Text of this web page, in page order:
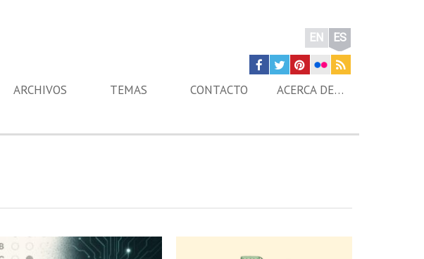
EN ES
ARCHIVOS TEMAS CONTACTO ACERCA DE…